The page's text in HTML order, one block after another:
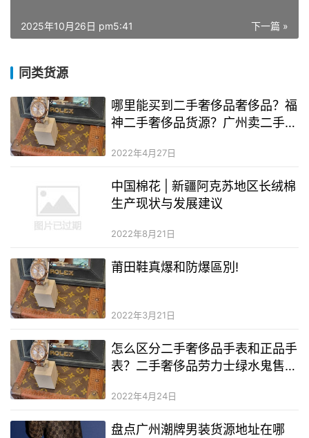
下一篇 »
2025年10月26日 pm5:41
同类货源
哪里能买到二手奢侈品奢侈品？福
神二手奢侈品货源？广州卖二手奢
2022年4月27日
中国棉花 | 新疆阿克苏地区长绒棉
生产现状与发展建议
2022年8月21日
莆田鞋真爆和防爆區別!
2022年3月21日
怎么区分二手奢侈品手表和正品手
表？二手奢侈品劳力士绿水鬼售价
多少钱
2022年4月24日
盘点广州潮牌男装货源地址在哪